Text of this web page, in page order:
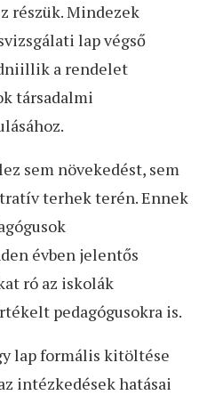
részük. Mindezek
lap végső
a rendelet
társadalmi
sem növekedést, sem
terhek terén. Ennek
évben jelentős
ró az iskolák
pedagógusokra is.
lap formális kitöltése
intézkedések hatásai